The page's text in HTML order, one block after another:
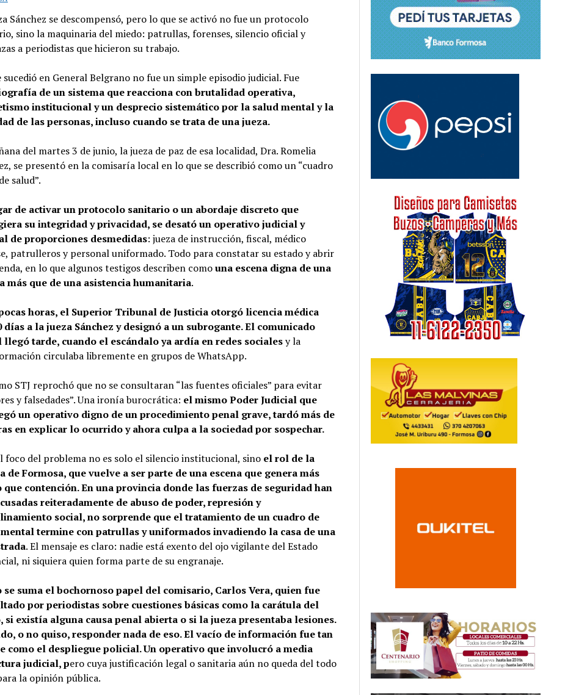
Sánchez se descompensó, pero lo que se activó no fue un protocolo
sino la maquinaria del miedo: patrullas, forenses, silencio oficial y
a periodistas que hicieron su trabajo.
sucedió en General Belgrano no fue un simple episodio judicial. Fue
de un sistema que reacciona con brutalidad operativa,
institucional y un desprecio sistemático por la salud mental y la
de las personas, incluso cuando se trata de una jueza.
del martes 3 de junio, la jueza de paz de esa localidad, Dra. Romelia
se presentó en la comisaría local en lo que se describió como un “cuadro
salud”.
de activar un protocolo sanitario o un abordaje discreto que
su integridad y privacidad, se desató un operativo judicial y
de proporciones desmedidas: jueza de instrucción, fiscal, médico
patrulleros y personal uniformado. Todo para constatar su estado y abrir
en lo que algunos testigos describen comouna escena digna de una
más que de una asistencia humanitaria.
horas, el Superior Tribunal de Justicia otorgó licencia médica
días a la jueza Sánchez y designó a un subrogante. El comunicado
tarde, cuando el escándalo ya ardía en redes socialesy la
circulaba libremente en grupos de WhatsApp.
STJ reprochó que no se consultaran “las fuentes oficiales” para evitar
y falsedades”. Una ironía burocrática: el mismo Poder Judicial que
un operativo digno de un procedimiento penal grave, tardó más de
en explicar lo ocurrido y ahora culpa a la sociedad por sospechar.
foco del problema no es solo el silencio institucional, sino el rol de la
de Formosa, que vuelve a ser parte de una escena que genera más
que contención. En una provincia donde las fuerzas de seguridad han
reiteradamente de abuso de poder, represión y
social, no sorprende que el tratamiento de un cuadro de
termine con patrullas y uniformados invadiendo la casa de una
. El mensaje es claro: nadie está exento del ojo vigilante del Estado
ni siquiera quien forma parte de su engranaje.
se suma el bochornoso papel del comisario, Carlos Vera, quien fue
por periodistas sobre cuestiones básicas como la carátula del
si existía alguna causa penal abierta o si la jueza presentaba lesiones.
o no quiso, responder nada de eso. El vacío de información fue tan
como el despliegue policial. Un operativo que involucró a media
judicial, pero cuya justificación legal o sanitaria aún no queda del todo
la opinión pública.